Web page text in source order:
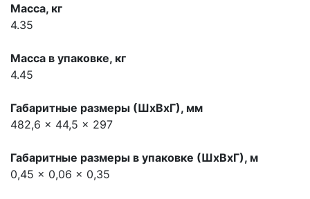
Масса, кг
4.35
Масса в упаковке, кг
4.45
Габаритные размеры (ШхВхГ), мм
482,6 x 44,5 x 297
Габаритные размеры в упаковке (ШхВхГ), м
0,45 x 0,06 x 0,35